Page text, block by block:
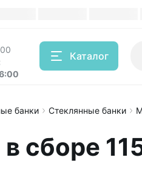
Каталог
банки Стеклянные банки
сборе